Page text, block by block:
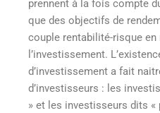
prennent à la fois compte
que des objectifs de
couple rentabilité-risque en
l’investissement.
d’investissement a fait
d’investisseurs : les
» et les investisseurs dits «